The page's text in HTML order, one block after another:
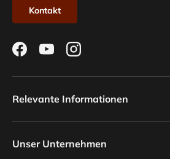
Kontakt
FacebookYouTubeInstagram
Relevante Informationen
Unser Unternehmen